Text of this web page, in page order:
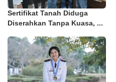
Sertifikat Tanah Diduga
Diserahkan Tanpa Kuasa, ...